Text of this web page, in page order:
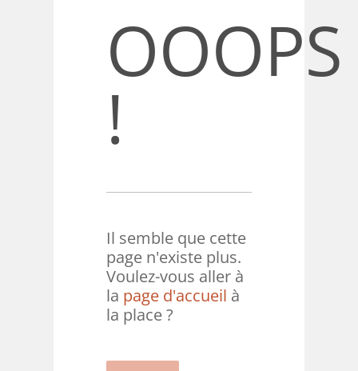
OOOPS
!
Il semble que cette
page n'existe plus.
Voulez-vous aller à
la page d'accueil à
la place ?